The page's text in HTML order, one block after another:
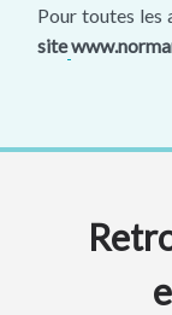
Pour toutes les
site